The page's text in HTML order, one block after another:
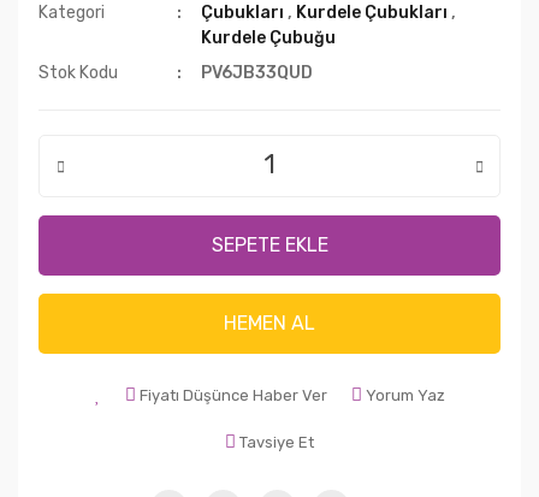
Kategori
Çubukları , Kurdele Çubukları ,
Kurdele Çubuğu
Stok Kodu
PV6JB33QUD
SEPETE EKLE
HEMEN AL
Fiyatı Düşünce Haber Ver Yorum Yaz
Tavsiye Et